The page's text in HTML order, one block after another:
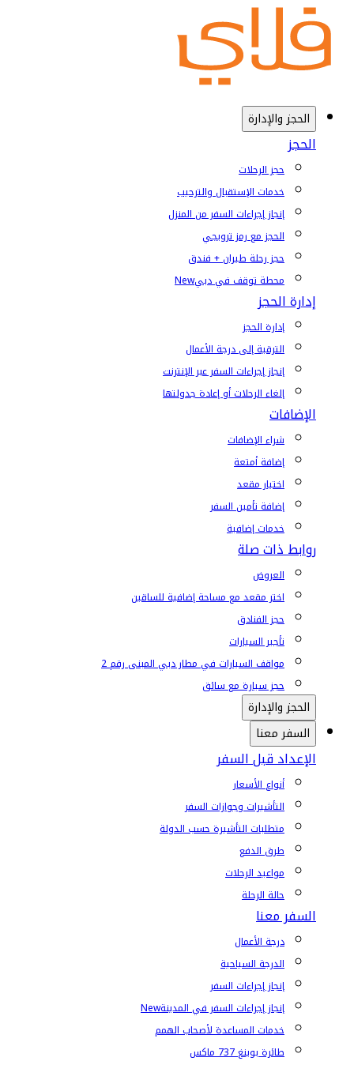
الحجز والإدارة
الحجز
حجز الرحلات
خدمات الإستقبال والترحيب
إنجاز إجراءات السفر من المنزل
الحجز مع رمز ترويجي
حجز رحلة طيران + فندق
محطة توقف في دبيNew
إدارة الحجز
إدارة الحجز
الترقية إلى درجة الأعمال
إنجاز إجراءات السفر عبر الإنترنت
إلغاء الرحلات أو إعادة جدولتها
الإضافات
شراء الإضافات
إضافة أمتعة
اختيار مقعد
إضافة تأمين السفر
خدمات إضافية
روابط ذات صلة
العروض
اختر مقعد مع مساحة إضافية للساقين
حجز الفنادق
تأجير السيارات
مواقف السيارات في مطار دبي المبنى رقم 2
حجز سيارة مع سائق
الحجز والإدارة
السفر معنا
الإعداد قبل السفر
أنواع الأسعار
التأشيرات وجوازات السفر
متطلبات التأشيرة حسب الدولة
طرق الدفع
مواعيد الرحلات
حالة الرحلة
السفر معنا
درجة الأعمال
الدرجة السياحية
إنجاز إجراءات السفر
إنجاز إجراءات السفر في المدينةNew
خدمات المساعدة لأصحاب الهمم
طائرة بوينغ 737 ماكس